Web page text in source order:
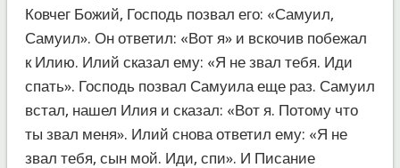
Ковчег Божий, Господь позвал его: «Самуил,
Самуил». Он ответил: «Вот я» и вскочив побежал
к Илию. Илий сказал ему: «Я не звал тебя. Иди
спать». Господь позвал Самуила еще раз. Самуил
встал, нашел Илия и сказал: «Вот я. Потому что
ты звал меня». Илий снова ответил ему: «Я не
звал тебя, сын мой. Иди, спи». И Писание